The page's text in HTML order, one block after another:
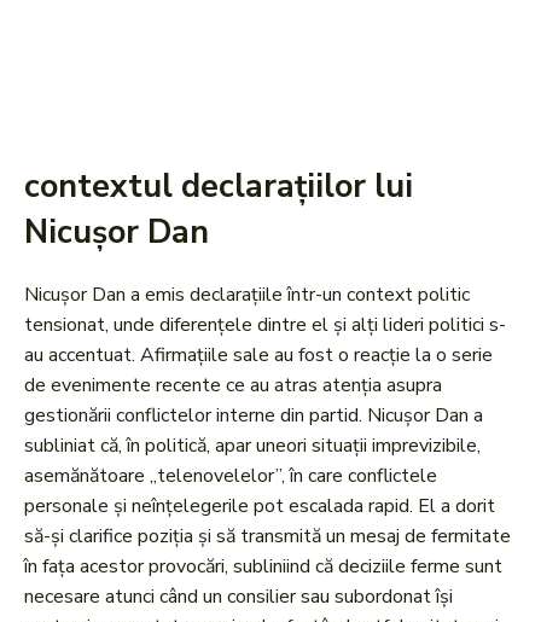
contextul declarațiilor lui
Nicușor Dan
Nicușor Dan a emis declarațiile într-un context politic
tensionat, unde diferențele dintre el și alți lideri politici s-
au accentuat. Afirmațiile sale au fost o reacție la o serie
de evenimente recente ce au atras atenția asupra
gestionării conflictelor interne din partid. Nicușor Dan a
subliniat că, în politică, apar uneori situații imprevizibile,
asemănătoare „telenovelelor”, în care conflictele
personale și neînțelegerile pot escalada rapid. El a dorit
să-și clarifice poziția și să transmită un mesaj de fermitate
în fața acestor provocări, subliniind că deciziile ferme sunt
necesare atunci când un consilier sau subordonat își